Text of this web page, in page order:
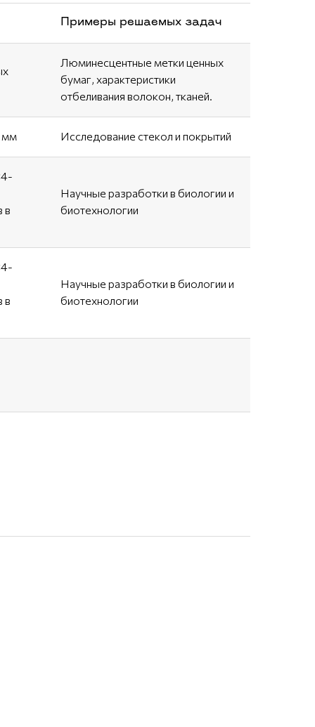
Примеры решаемых задач
Люминесцентные метки ценных
бумаг, характеристики
отбеливания волокон, тканей.
мм Исследование стекол и покрытий
в
Научные разработки в биологии и
биотехнологии
в
Научные разработки в биологии и
биотехнологии